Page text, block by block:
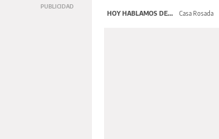
HOY HABLAMOS DE... Casa Rosada